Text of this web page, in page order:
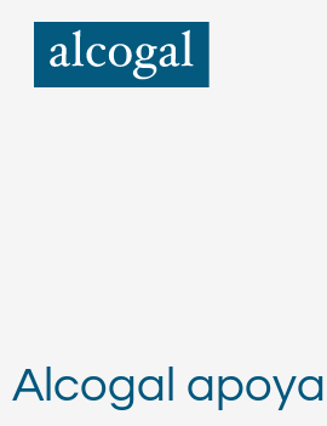
contenido
Alcogal